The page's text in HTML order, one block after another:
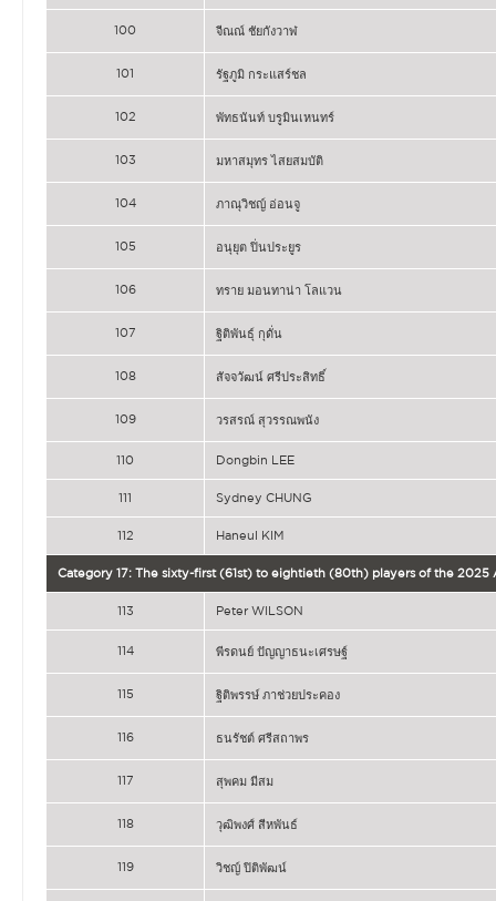
100 จีณณ์ ชัยกังวาฬ
101 รัฐภูมิ กระแสร์ชล
102 พัทธนันท์ บรูมินเหนทร์
103 มหาสมุทร ไสยสมบัติ
104 ภาณุวิชญ์ อ่อนจู
105 อนุยุต ปิ่นประยูร
106 ทราย มอนทาน่า โลแวน
107 ฐิติพันธุ์ กุดั่น
108 สัจจวัฒน์ ศรีประสิทธิ์
109 วรสรณ์ สุวรรณพนัง
110 Dongbin LEE
111 Sydney CHUNG
112 Haneul KIM
Category 17: The sixty-first (61st) to eightieth (80th) players of the 2025
113 Peter WILSON
114 พีรดนย์ ปัญญาธนะเศรษฐ์
115 ฐิติพรรษ์ ภาช่วยประคอง
116 ธนรัชต์ ศรีสถาพร
117 สุพคม มีสม
118 วุฒิพงศ์ สีหพันธ์
119 วิชญ์ ปิติพัฒน์